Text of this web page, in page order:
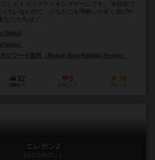
したトリックテイキングゲームです。 本格的で
ていないので、どなたにも理解しやすく遊びや
たたちはゾ...
Iijima)
）
ジワーイ連邦（Bobon Bon Bojiwai Renpo）
32
経験あり
8
お気に入り
20
持ってる
エレガン2
EREGANTU 2